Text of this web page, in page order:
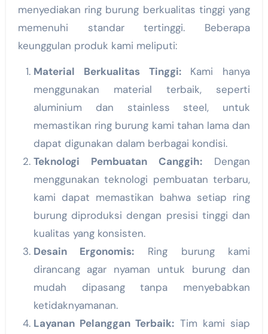
menyediakan ring burung berkualitas tinggi yang
memenuhi standar tertinggi. Beberapa
keunggulan produk kami meliputi:
Material Berkualitas Tinggi:Kami hanya
menggunakan material terbaik, seperti
aluminium dan stainless steel, untuk
memastikan ring burung kami tahan lama dan
dapat digunakan dalam berbagai kondisi.
Teknologi Pembuatan Canggih: Dengan
menggunakan teknologi pembuatan terbaru,
kami dapat memastikan bahwa setiap ring
burung diproduksi dengan presisi tinggi dan
kualitas yang konsisten.
Desain Ergonomis: Ring burung kami
dirancang agar nyaman untuk burung dan
mudah dipasang tanpa menyebabkan
ketidaknyamanan.
Layanan Pelanggan Terbaik: Tim kami siap